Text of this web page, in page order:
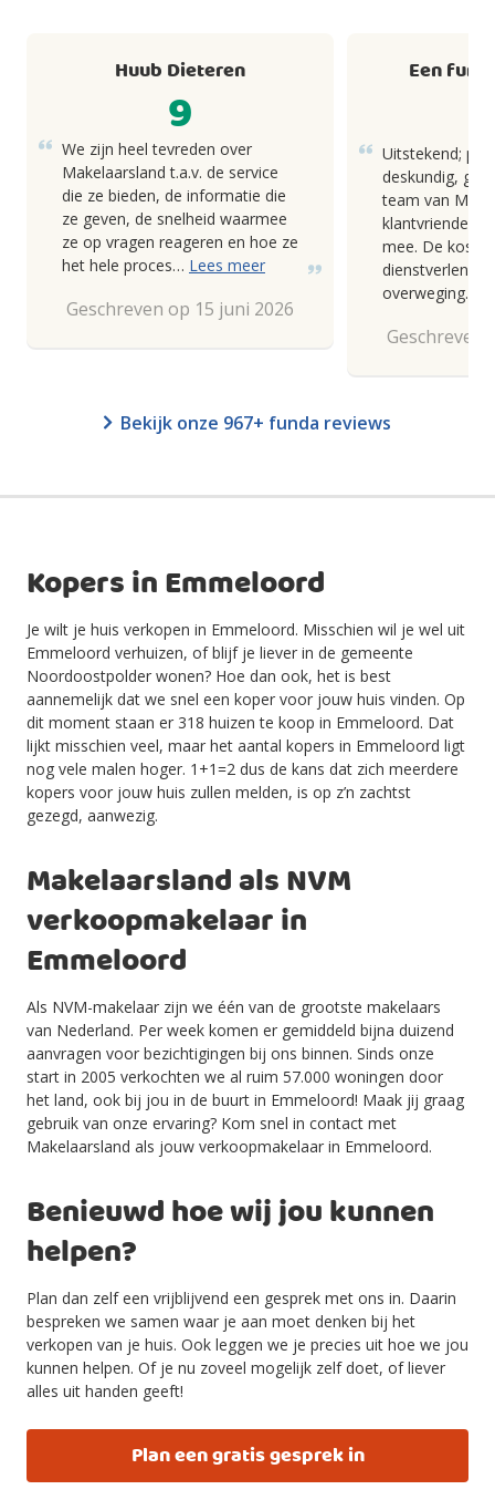
Huub Dieteren
9
We zijn heel tevreden over
Makelaarsland t.a.v. de service
die ze bieden, de informatie die
ze geven, de snelheid waarmee
ze op vragen reageren en hoe ze
het hele proces… Lees meer
Geschreven op 15 juni 2026
Een
Uitstekend;
deskundig,
team van
klantvriendelijk
mee. De
overweging.
Geschreven
Bekijk onze 967+ funda reviews
Kopers in Emmeloord
Je wilt je huis verkopen in Emmeloord. Misschien wil je wel uit
Emmeloord verhuizen, of blijf je liever in de gemeente
Noordoostpolder wonen? Hoe dan ook, het is best
aannemelijk dat we snel een koper voor jouw huis vinden. Op
dit moment staan er 318 huizen te koop in Emmeloord. Dat
lijkt misschien veel, maar het aantal kopers in Emmeloord ligt
nog vele malen hoger. 1+1=2 dus de kans dat zich meerdere
kopers voor jouw huis zullen melden, is op z’n zachtst
gezegd, aanwezig.
Makelaarsland als NVM
verkoopmakelaar in
Emmeloord
Als NVM-makelaar zijn we één van de grootste makelaars
van Nederland. Per week komen er gemiddeld bijna duizend
aanvragen voor bezichtigingen bij ons binnen. Sinds onze
start in 2005 verkochten we al ruim 57.000 woningen door
het land, ook bij jou in de buurt in Emmeloord! Maak jij graag
gebruik van onze ervaring? Kom snel in contact met
Makelaarsland als jouw verkoopmakelaar in Emmeloord.
Benieuwd hoe wij jou kunnen
helpen?
Plan dan zelf een vrijblijvend een gesprek met ons in. Daarin
bespreken we samen waar je aan moet denken bij het
verkopen van je huis. Ook leggen we je precies uit hoe we jou
kunnen helpen. Of je nu zoveel mogelijk zelf doet, of liever
alles uit handen geeft!
Plan een gratis gesprek in